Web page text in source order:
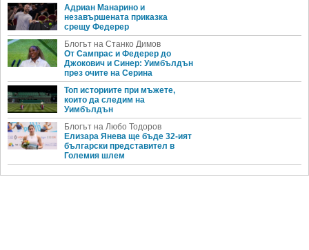
Адриан Манарино и
незавършената приказка
срещу Федерер
Блогът на Станко Димов
От Сампрас и Федерер до
Джокович и Синер: Уимбълдън
през очите на Серина
Топ историите при мъжете,
които да следим на
Уимбълдън
Блогът на Любо Тодоров
Елизара Янева ще бъде 32-ият
български представител в
Големия шлем